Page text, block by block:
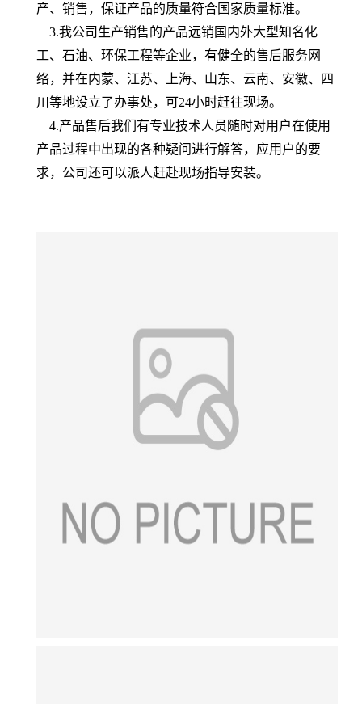
产、销售，保证产品的质量符合国家质量标准。
3.我公司生产销售的产品远销国内外大型知名化
工、石油、环保工程等企业，有健全的售后服务网
络，并在内蒙、江苏、上海、山东、云南、安徽、四
川等地设立了办事处，可24小时赶往现场。
4.产品售后我们有专业技术人员随时对用户在使用
产品过程中出现的各种疑问进行解答，应用户的要
求，公司还可以派人赶赴现场指导安装。